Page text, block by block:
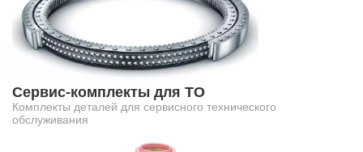
Сервис-комплекты для ТО
Комплекты деталей для сервисного технического
обслуживания